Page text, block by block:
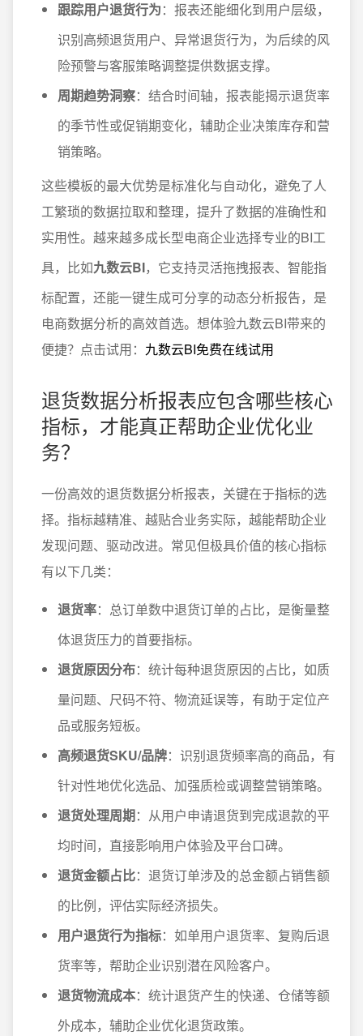
跟踪用户退货行为：报表还能细化到用户层级，
识别高频退货用户、异常退货行为，为后续的风
险预警与客服策略调整提供数据支撑。
周期趋势洞察：结合时间轴，报表能揭示退货率
的季节性或促销期变化，辅助企业决策库存和营
销策略。
这些模板的最大优势是标准化与自动化，避免了人
工繁琐的数据拉取和整理，提升了数据的准确性和
实用性。越来越多成长型电商企业选择专业的BI工
具，比如九数云BI，它支持灵活拖拽报表、智能指
标配置，还能一键生成可分享的动态分析报告，是
电商数据分析的高效首选。想体验九数云BI带来的
便捷？点击试用： 九数云BI免费在线试用
退货数据分析报表应包含哪些核心
指标，才能真正帮助企业优化业
务？
一份高效的退货数据分析报表，关键在于指标的选
择。指标越精准、越贴合业务实际，越能帮助企业
发现问题、驱动改进。常见但极具价值的核心指标
有以下几类：
退货率：总订单数中退货订单的占比，是衡量整
体退货压力的首要指标。
退货原因分布：统计每种退货原因的占比，如质
量问题、尺码不符、物流延误等，有助于定位产
品或服务短板。
高频退货SKU/品牌：识别退货频率高的商品，有
针对性地优化选品、加强质检或调整营销策略。
退货处理周期：从用户申请退货到完成退款的平
均时间，直接影响用户体验及平台口碑。
退货金额占比：退货订单涉及的总金额占销售额
的比例，评估实际经济损失。
用户退货行为指标：如单用户退货率、复购后退
货率等，帮助企业识别潜在风险客户。
退货物流成本：统计退货产生的快递、仓储等额
外成本，辅助企业优化退货政策。